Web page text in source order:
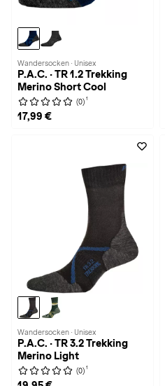
Wandersocken · Unisex
P.A.C. · TR 1.2 Trekking
Merino Short Cool
(0) 1
17,99 €
Wandersocken · Unisex
P.A.C. · TR 3.2 Trekking
Merino Light
(0) 1